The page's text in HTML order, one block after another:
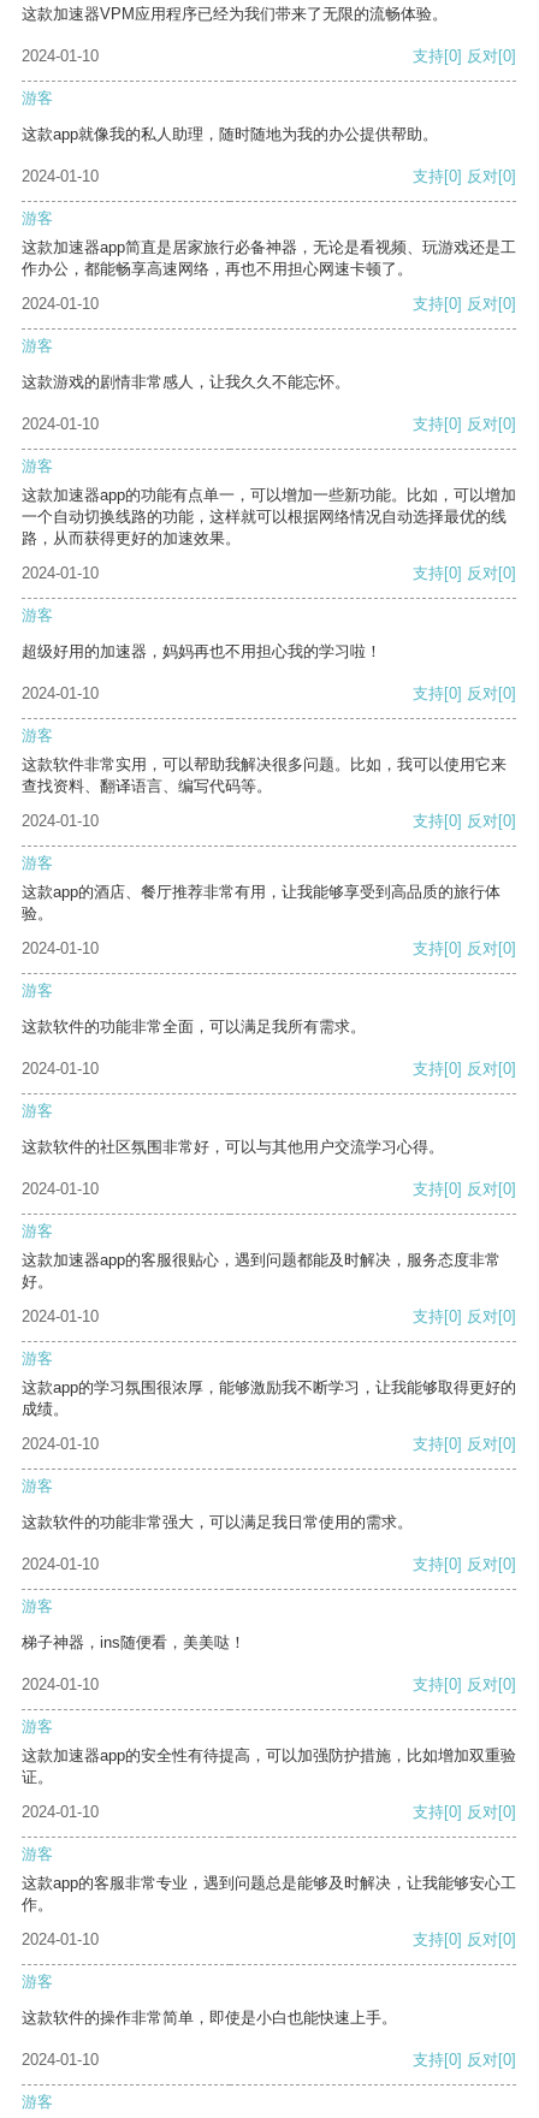
这款加速器VPM应用程序已经为我们带来了无限的流畅体验。
2024-01-10 支持[0] 反对[0]
游客
这款app就像我的私人助理，随时随地为我的办公提供帮助。
2024-01-10 支持[0] 反对[0]
游客
这款加速器app简直是居家旅行必备神器，无论是看视频、玩游戏还是工
作办公，都能畅享高速网络，再也不用担心网速卡顿了。
2024-01-10
支持[0] 反对[0]
游客
这款游戏的剧情非常感人，让我久久不能忘怀。
2024-01-10 支持[0] 反对[0]
游客
这款加速器app的功能有点单一，可以增加一些新功能。比如，可以增加
一个自动切换线路的功能，这样就可以根据网络情况自动选择最优的线
路，从而获得更好的加速效果。
2024-01-10
支持[0] 反对[0]
游客
超级好用的加速器，妈妈再也不用担心我的学习啦！
2024-01-10 支持[0] 反对[0]
游客
这款软件非常实用，可以帮助我解决很多问题。比如，我可以使用它来
查找资料、翻译语言、编写代码等。
2024-01-10
支持[0] 反对[0]
游客
这款app的酒店、餐厅推荐非常有用，让我能够享受到高品质的旅行体
验。
2024-01-10
支持[0] 反对[0]
游客
这款软件的功能非常全面，可以满足我所有需求。
2024-01-10 支持[0] 反对[0]
游客
这款软件的社区氛围非常好，可以与其他用户交流学习心得。
2024-01-10 支持[0] 反对[0]
游客
这款加速器app的客服很贴心，遇到问题都能及时解决，服务态度非常
好。
2024-01-10
支持[0] 反对[0]
游客
这款app的学习氛围很浓厚，能够激励我不断学习，让我能够取得更好的
成绩。
2024-01-10
支持[0] 反对[0]
游客
这款软件的功能非常强大，可以满足我日常使用的需求。
2024-01-10 支持[0] 反对[0]
游客
梯子神器，ins随便看，美美哒！
2024-01-10 支持[0] 反对[0]
游客
这款加速器app的安全性有待提高，可以加强防护措施，比如增加双重验
证。
2024-01-10
支持[0] 反对[0]
游客
这款app的客服非常专业，遇到问题总是能够及时解决，让我能够安心工
作。
2024-01-10
支持[0] 反对[0]
游客
这款软件的操作非常简单，即使是小白也能快速上手。
2024-01-10 支持[0] 反对[0]
游客